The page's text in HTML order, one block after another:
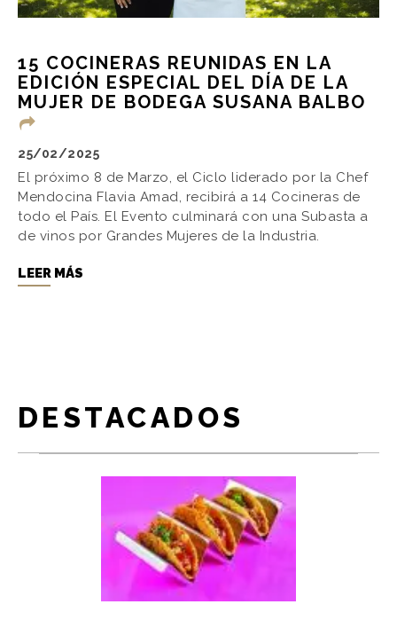
15 COCINERAS REUNIDAS EN LA
EDICIÓN ESPECIAL DEL DÍA DE LA
MUJER DE BODEGA SUSANA BALBO
25/02/2025
El próximo 8 de Marzo, el Ciclo liderado por la Chef
Mendocina Flavia Amad, recibirá a 14 Cocineras de
todo el País. El Evento culminará con una Subasta a
de vinos por Grandes Mujeres de la Industria.
LEER MÁS
DESTACADOS